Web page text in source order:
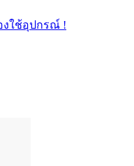
งใช้อุปกรณ์ !